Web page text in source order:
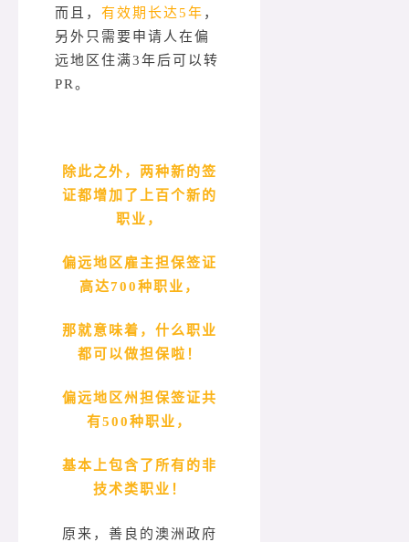
而且， 有效期长达5年 ，
另外只需要申请人在偏
远地区住满3年后可以转
PR。
除此之外，两种新的签
证都增加了上百个新的
职业，
偏远地区雇主担保签证
高达700种职业，
那就意味着，什么职业
都可以做担保啦！
偏远地区州担保签证共
有500种职业，
基本上包含了所有的非
技术类职业！
原来，善良的澳洲政府